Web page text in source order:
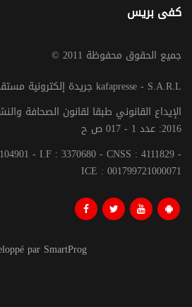
كفى بريس
© جميع الحقوق محفوظة 2011
جريدة إلكترونية مستقلة تصدر عن الشركة kafapresse - S.A.R.L
2016: عدد 1 - 017 ص ح
- I.F : 3370680 - CNSS : 4111829 -
ICE : 001799721000071
par SmartProg